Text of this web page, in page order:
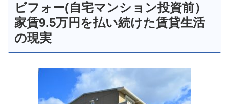
ビフォー(自宅マンション投資前）
家賃9.5万円を払い続けた賃貸生活
の現実